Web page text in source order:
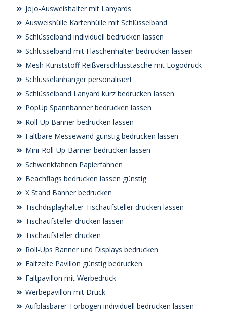
Jojo-Ausweishalter mit Lanyards
Ausweishülle Kartenhülle mit Schlüsselband
Schlüsselband individuell bedrucken lassen
Schlüsselband mit Flaschenhalter bedrucken lassen
Mesh Kunststoff Reißverschlusstasche mit Logodruck
Schlüsselanhänger personalisiert
Schlüsselband Lanyard kurz bedrucken lassen
PopUp Spannbanner bedrucken lassen
Roll-Up Banner bedrucken lassen
Faltbare Messewand günstig bedrucken lassen
Mini-Roll-Up-Banner bedrucken lassen
Schwenk­fahnen Papierfahnen
Beachflags bedrucken lassen günstig
X Stand Banner bedrucken
Tischdisplayhalter Tischaufsteller drucken lassen
Tischaufsteller drucken lassen
Tischaufsteller drucken
Roll-Ups Banner und Displays bedrucken
Faltzelte Pavillon günstig bedrucken
Faltpavillon mit Werbedruck
Werbepavillon mit Druck
Aufblasbarer Torbogen individuell bedrucken lassen